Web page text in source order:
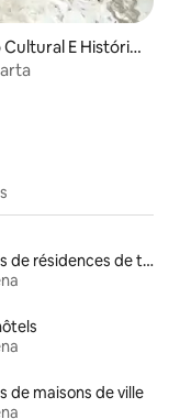
E Históric
Locations de résidences de tourisme
de maisons de ville